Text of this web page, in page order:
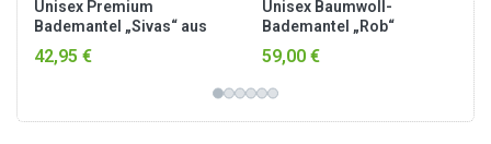
Unisex Premium
Bademantel „Sivas“ aus
Frottee - OEKO-TEX® 100
Marine
42,95 €
Unisex Baumwoll-
Bademantel „Rob“
Grau/Petrol
59,00 €